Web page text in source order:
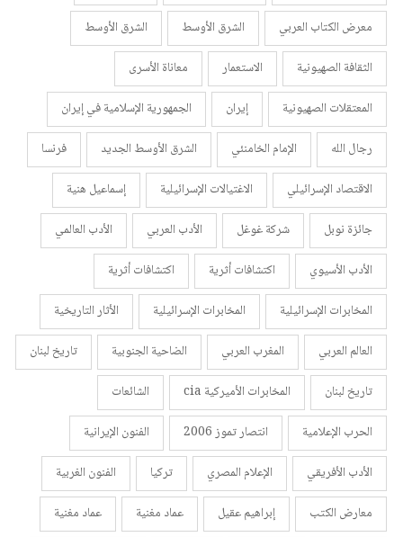
معرض الكتاب العربي
الشرق الأوسط
الشرق الأوسط
الثقافة الصهيونية
الاستعمار
معاناة الأسرى
المعتقلات الصهيونية
إيران
الجمهورية الإسلامية في إيران
رجال الله
الإمام الخامنئي الشرق الأوسط الجديد
فرنسا
الاقتصاد الإسرائيلي
الاغتيالات الإسرائيلية
إسماعيل هنية
جائزة نوبل
شركة غوغل الأدب العربي
الأدب العالمي
الأدب الأسيوي
اكتشافات أثرية
اكتشافات أثرية
المخابرات الإسرائيلية
المخابرات الإسرائيلية
الأثار التاريخية
العالم العربي
المغرب العربي الضاحية الجنوبية
تاريخ لبنان
تاريخ لبنان
المخابرات الأميركية cia
الشائعات
الحرب الإعلامية
انتصار تموز 2006
الفنون الإيرانية
الأدب الأفريقي
الإعلام المصري تركيا
الفنون الغربية
معارض الكتب
إبراهيم عقيل عماد مغنية
عماد مغنية